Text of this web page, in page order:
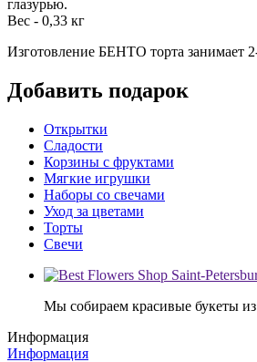
глазурью.
Вес - 0,33 кг
Изготовление БЕНТО торта занимает
Добавить подарок
Открытки
Сладости
Корзины с фруктами
Мягкие игрушки
Наборы со свечами
Уход за цветами
Торты
Свечи
Мы собираем красивые букеты
Информация
Информация